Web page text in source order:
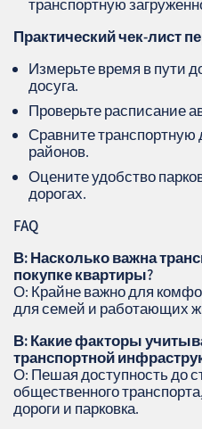
транспортную
Практический чек‑лист
Измерьте время в пути
досуга.
Проверьте расписание
Сравните транспортную
районов.
Оцените удобство
дорогах.
FAQ
В: Насколько важна
покупке квартиры?
О: Крайне важно для
для семей и работающих
В: Какие факторы
транспортной
О: Пешая доступность до
общественного
дороги и парковка.